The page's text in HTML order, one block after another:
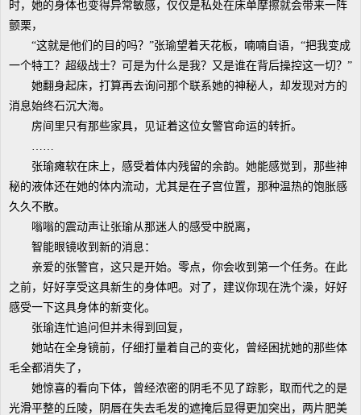
时，她的身体也变得异常敏感，仅仅是私处在床单摩擦就会带来一阵
颤栗，
“这就是他们的目的吗？”张瑜望着天花板，喃喃自语，“把我变成
一个特工？超级战士？可是为什么是我？又是谁在背后操控这一切？”
她翻身起床，打算再去询问那个联系她的神秘人，却发现对方的
消息始终石沉大海。
房间里只有那些家具，见证着这位女警官命运的转折。
……
张瑜瘫软在床上，感受着体内残留的余韵。她能感觉到，那些神
秘的液体还在她的体内流动，尤其是在子宫位置，那种温热的饱胀感
久久不散。
嗡嗡的震动声让张瑜从那迷人的感受中脱离，
智能眼镜收到新的消息：
亲爱的张警官，这只是开始。零点，你会收到第一个任务。在此
之前，好好享受这具新生的身体吧。对了，建议你现在洗个澡，好好
感受一下这具身体的新变化。
张瑜连忙追问但并未得到回复，
她站在全身镜前，仔细打量着自己的变化，曾经困扰她的那些体
毛全都消失了，
她惊喜的看向下体，曾经浓密的阴毛不见了踪影，取而代之的是
光滑平整的丘陵，阴唇在失去毛发的遮掩后显得更加突出，两片肥美